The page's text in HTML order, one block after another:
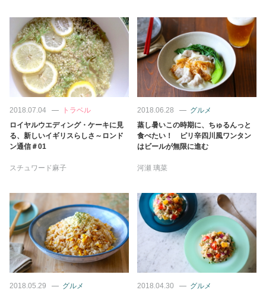
2018.07.04
トラベル
ロイヤルウエディング・ケーキに見
る、新しいイギリスらしさ～ロンド
ン通信＃01
スチュワード麻子
2018.06.28
グルメ
蒸し暑いこの時期に、ちゅるんっと
食べたい！ ピリ辛四川風ワンタン
はビールが無限に進む
河瀬 璃菜
2018.05.29
グルメ
2018.04.30
グルメ